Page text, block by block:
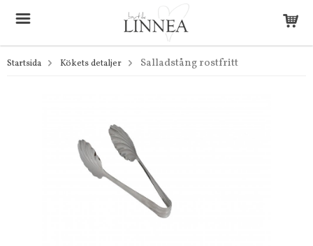
Startsida Kökets detaljer Salladstång rostfritt